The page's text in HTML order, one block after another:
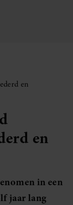
en
en
in een
jaar lang